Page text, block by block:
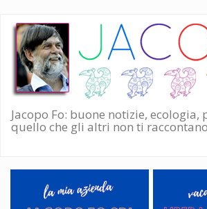
Salta
contenuto
principale
Jacopo Fo: buone notizie,
quello che gli altri non ti raccontano